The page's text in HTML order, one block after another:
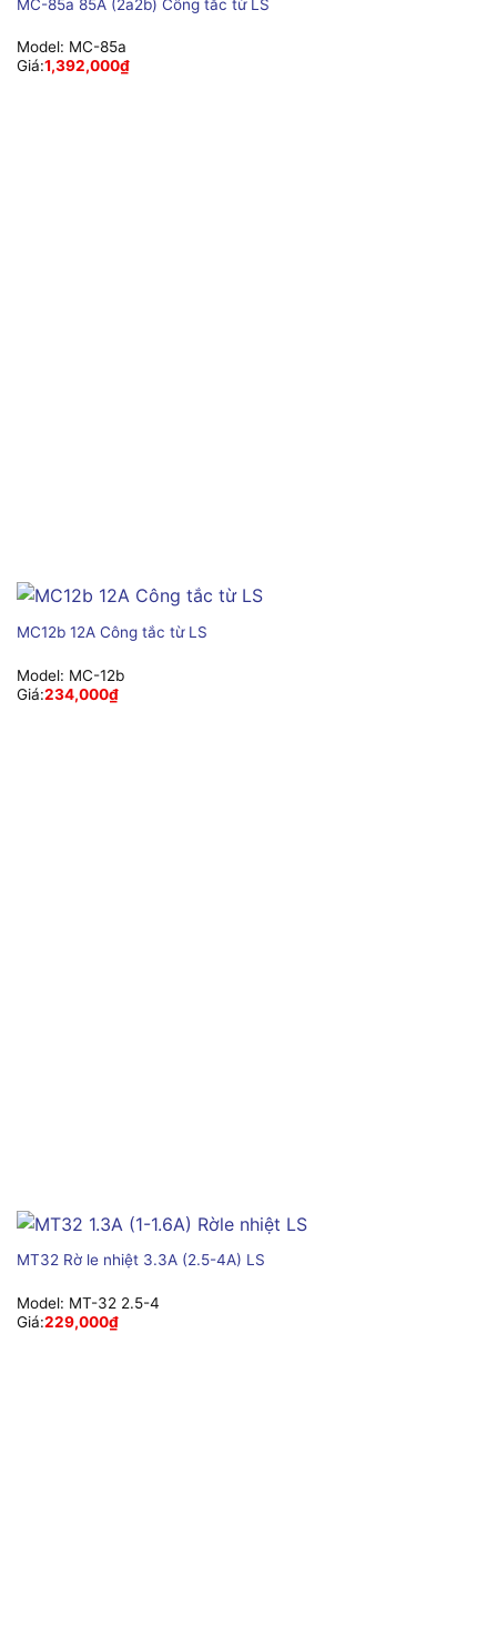
MC-85a 85A (2a2b) Công tắc từ LS
Model: MC-85a
Giá:1,392,000₫
MC12b 12A Công tắc từ LS
Model: MC-12b
Giá:234,000₫
MT32 Rờ le nhiệt 3.3A (2.5-4A) LS
Model: MT-32 2.5-4
Giá:229,000₫